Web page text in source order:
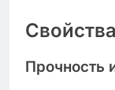
Прочность